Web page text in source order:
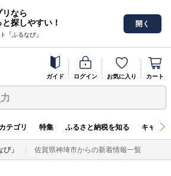
なら
探しやすい！
「ふるなび」
開く
ガイド ログイン お気に入り カート
カテゴリ 特集 ふるさと納税を知る キャン
」 佐賀県神埼市からの新着情報一覧